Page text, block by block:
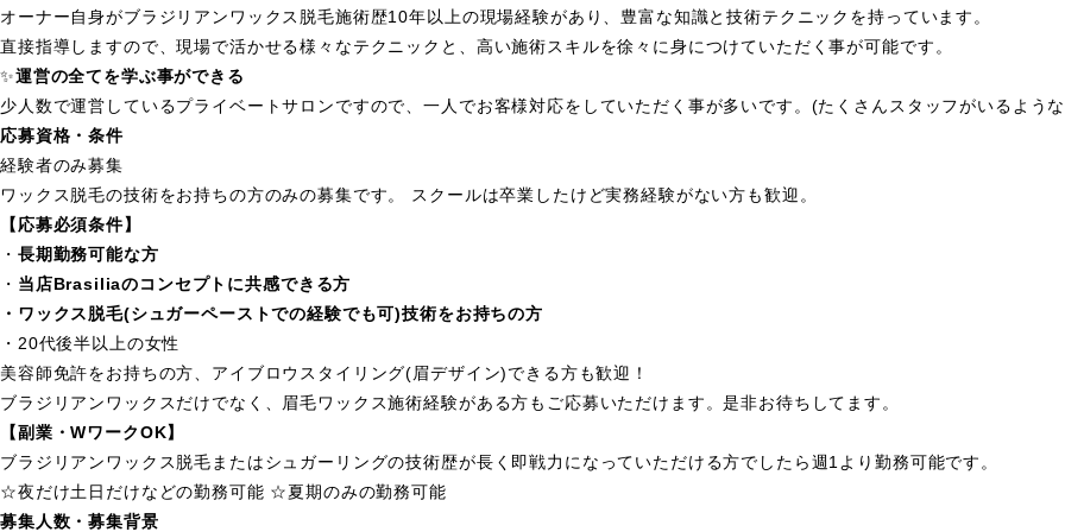
オーナー自身がブラジリアンワックス脱毛施術歴10年以上の現場経験があり、豊富な知識と技術テクニックを持っています。
直接指導しますので、現場で活かせる様々なテクニックと、高い施術スキルを徐々に身につけていただく事が可能です。
✨運営の全てを学ぶ事ができる
少人数で運営しているプライベートサロンですので、一人でお客様対応をしていただく事が多いです。(たくさんスタッフがいるよう
応募資格・条件
経験者のみ募集
ワックス脱毛の技術をお持ちの方のみの募集です。 スクールは卒業したけど実務経験がない方も歓迎。
【応募必須条件】
・ 長期勤務可能な方
・ 当店Brasiliaのコンセプトに共感できる方
・ワックス脱毛(シュガーペーストでの経験でも可)技術をお持ちの方
・20代後半以上の女性
美容師免許をお持ちの方、アイブロウスタイリング(眉デザイン)できる方も歓迎！
ブラジリアンワックスだけでなく、眉毛ワックス施術経験がある方もご応募いただけます。是非お待ちしてます。
【副業・WワークOK】
ブラジリアンワックス脱毛またはシュガーリングの技術歴が長く即戦力になっていただける方でしたら週1より勤務可能です。
☆夜だけ土日だけなどの勤務可能 ☆夏期のみの勤務可能
募集人数・募集背景